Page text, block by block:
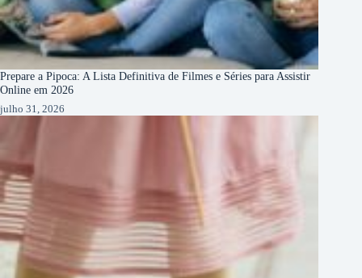
Prepare a Pipoca: A Lista Definitiva de Filmes e Séries para Assistir
Online em 2026
julho 31, 2026